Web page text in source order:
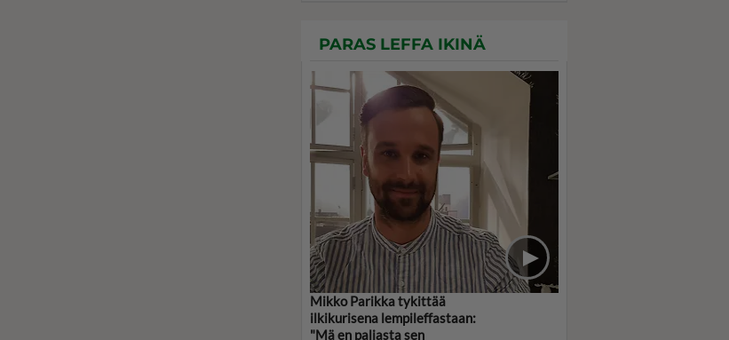
PARAS LEFFA IKINÄ
Mikko Parikka tykittää
ilkikurisena lempileffastaan:
"Mä en paljasta sen